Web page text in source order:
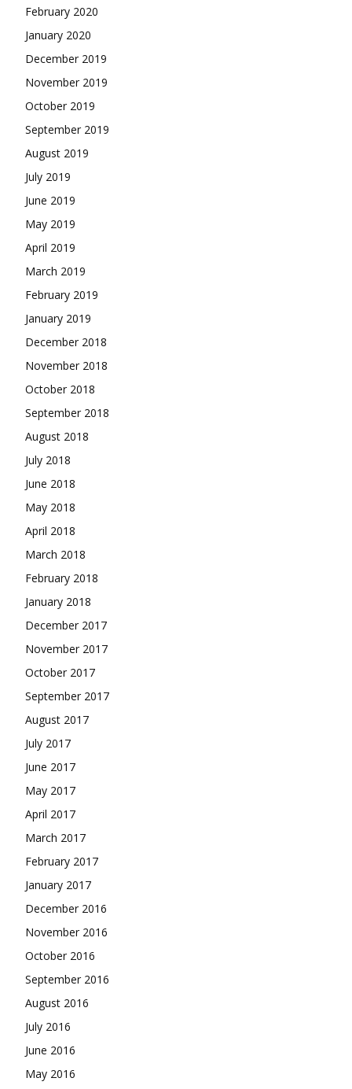
February 2020
January 2020
December 2019
November 2019
October 2019
September 2019
August 2019
July 2019
June 2019
May 2019
April 2019
March 2019
February 2019
January 2019
December 2018
November 2018
October 2018
September 2018
August 2018
July 2018
June 2018
May 2018
April 2018
March 2018
February 2018
January 2018
December 2017
November 2017
October 2017
September 2017
August 2017
July 2017
June 2017
May 2017
April 2017
March 2017
February 2017
January 2017
December 2016
November 2016
October 2016
September 2016
August 2016
July 2016
June 2016
May 2016